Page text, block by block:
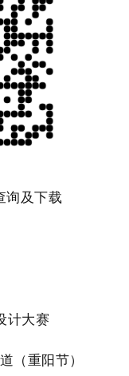
询及下载
计大赛
（重阳节）